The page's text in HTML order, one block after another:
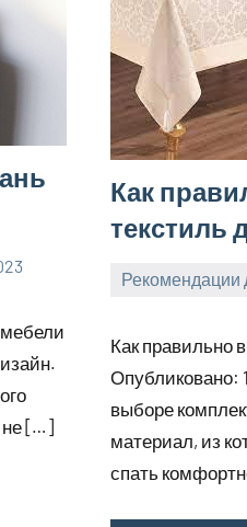
не […]
Как
текстиль
Рекомендации
molokovostro
Как правильно
Опубликовано:
выборе
материал, из
спать